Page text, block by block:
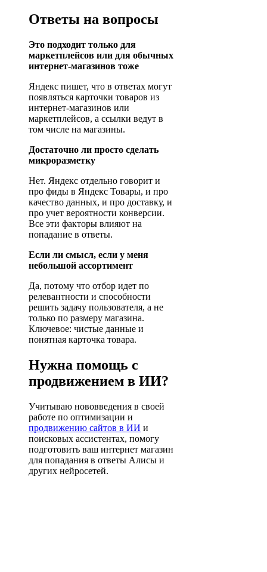
Ответы на вопросы
Это подходит только для
маркетплейсов или для обычных
интернет-магазинов тоже
Яндекс пишет, что в ответах могут
появляться карточки товаров из
интернет-магазинов или
маркетплейсов, а ссылки ведут в
том числе на магазины.
Достаточно ли просто сделать
микроразметку
Нет. Яндекс отдельно говорит и
про фиды в Яндекс Товары, и про
качество данных, и про доставку, и
про учет вероятности конверсии.
Все эти факторы влияют на
попадание в ответы.
Если ли смысл, если у меня
небольшой ассортимент
Да, потому что отбор идет по
релевантности и способности
решить задачу пользователя, а не
только по размеру магазина.
Ключевое: чистые данные и
понятная карточка товара.
Нужна помощь с
продвижением в ИИ?
Учитываю нововведения в своей
работе по оптимизации и
продвижению сайтов в ИИ и
поисковых ассистентах, помогу
подготовить ваш интернет магазин
для попадания в ответы Алисы и
других нейросетей.